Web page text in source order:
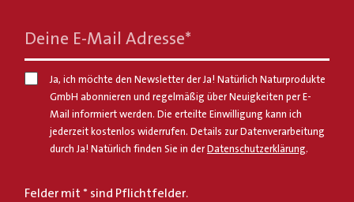
Deine E-Mail Adresse*
Ja, ich möchte den Newsletter der Ja! Natürlich Naturprodukte
GmbH abonnieren und regelmäßig über Neuigkeiten per E-
Mail informiert werden. Die erteilte Einwilligung kann ich
jederzeit kostenlos widerrufen. Details zur Datenverarbeitung
durch Ja! Natürlich finden Sie in der Datenschutzerklärung.
Felder mit * sind Pflichtfelder.